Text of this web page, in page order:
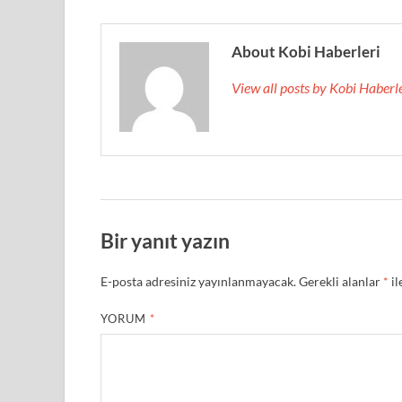
About Kobi Haberleri
View all posts by Kobi
Bir yanıt yazın
E-posta adresiniz yayınlanmayacak.Gerekli alanlar *
YORUM *